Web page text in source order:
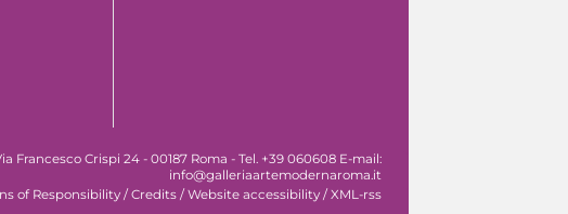
Francesco Crispi 24 - 00187 Roma - Tel. +39 060608 E-mail:
info@galleriaartemodernaroma.it
of Responsibility /Credits /Website accessibility /XML-rss